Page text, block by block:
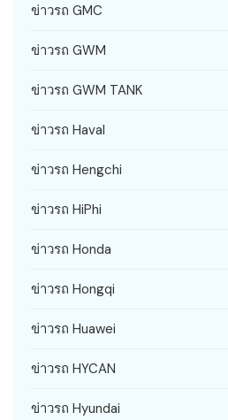
ข่าวรถ GMC
ข่าวรถ GWM
ข่าวรถ GWM TANK
ข่าวรถ Haval
ข่าวรถ Hengchi
ข่าวรถ HiPhi
ข่าวรถ Honda
ข่าวรถ Hongqi
ข่าวรถ Huawei
ข่าวรถ HYCAN
ข่าวรถ Hyundai